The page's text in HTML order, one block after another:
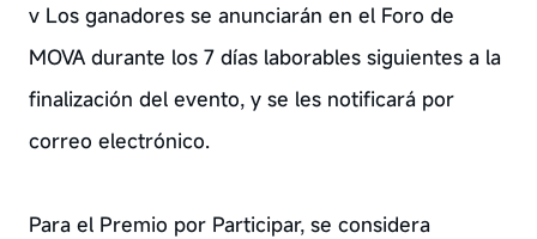
v Los ganadores se anunciarán en el Foro de
MOVA durante los 7 días laborables siguientes a la
finalización del evento, y se les notificará por
correo electrónico.
Para el Premio por Participar, se considera